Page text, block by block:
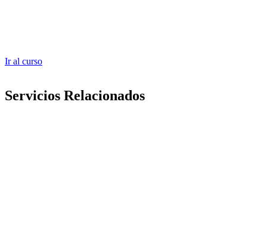
Ir al curso
Servicios Relacionados